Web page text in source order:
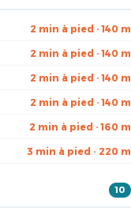
2 min à pied · 140 m
2 min à pied · 140 m
2 min à pied · 140 m
2 min à pied · 140 m
2 min à pied · 160 m
3 min à pied · 220 m
10